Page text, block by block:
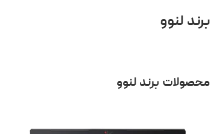
برند لنوو
محصولات برند لنوو